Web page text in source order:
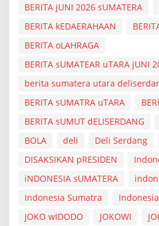
BERITA jUNI 2026 sUMATERA
BERITA kEDAERAHAAN
BERITA oLAHRAGA
BERITA sUMATEAR uTARA jUNI
berita sumatera utara
BERITA sUMATRA uTARA
BERITA sUMUT dELISERDANG
BOLA
deli Deli Serdang
DISAKSIKAN pRESIDEN
iNDONESIA sUMATERA
Indonesia Sumatra
JOKO wIDODO
JOKOWI